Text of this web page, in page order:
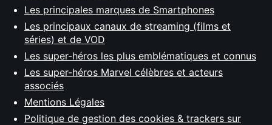
Les principales marques de Smartphones
Les principaux canaux de streaming (films et
séries) et de VOD
Les super-héros les plus emblématiques et connus
Les super-héros Marvel célèbres et acteurs
associés
Mentions Légales
Politique de gestion des cookies & trackers sur